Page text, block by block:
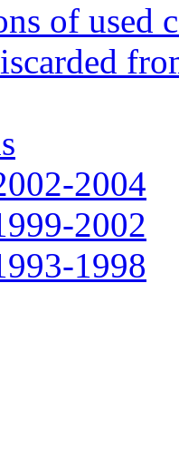
of used
2004
2002
1998